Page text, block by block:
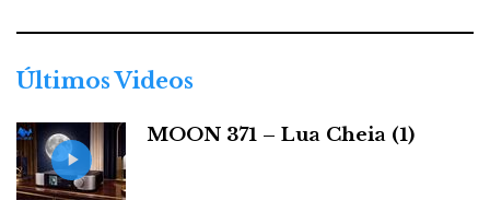
r
i
s
Últimos Videos
MOON 371 – Lua Cheia (1)